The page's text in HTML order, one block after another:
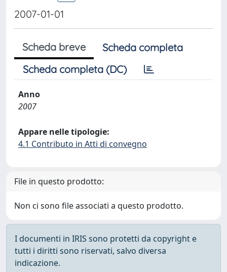
2007-01-01
Scheda breve
Scheda completa
Scheda completa (DC)
Anno
2007
Appare nelle tipologie:
4.1 Contributo in Atti di convegno
File in questo prodotto:
Non ci sono file associati a questo prodotto.
I documenti in IRIS sono protetti da copyright e
tutti i diritti sono riservati, salvo diversa
indicazione.